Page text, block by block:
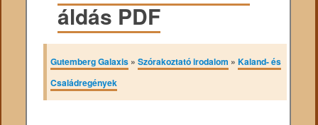
áldás PDF
Gutemberg Galaxis »Szórakoztató irodalom »Kaland- és
Családregények